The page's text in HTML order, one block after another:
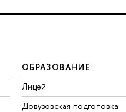
ОБРАЗОВАНИЕ
Лицей
Довузовская подготовка